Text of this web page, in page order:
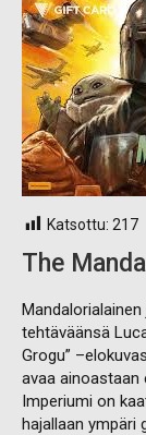
Katsottu: 217
The
tehtäväänsä
Grogu”
avaa ainoastaan
Imperiumi on
hajallaan ympäri